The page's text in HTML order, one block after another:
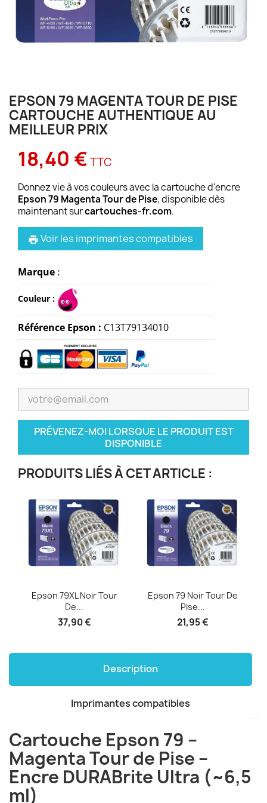
EPSON 79 MAGENTA TOUR DE PISE
CARTOUCHE AUTHENTIQUE AU
MEILLEUR PRIX
18,40 € TTC
Donnez vie à vos couleurs avec la cartouche d'encre
Epson 79 Magenta Tour de Pise, disponible dès
maintenant surcartouches-fr.com.
print Voir les imprimantes compatibles
Marque :
Couleur :
Référence Epson : C13T79134010
PRÉVENEZ-MOI LORSQUE LE PRODUIT EST
DISPONIBLE
PRODUITS LIÉS À CET ARTICLE :
Epson 79XL Noir Tour
De...
37,90 €
Epson 79 Noir Tour De
Pise...
21,95 €
Description
Imprimantes compatibles
Cartouche Epson 79 –
Magenta Tour de Pise –
Encre DURABrite Ultra (~6,5
ml)